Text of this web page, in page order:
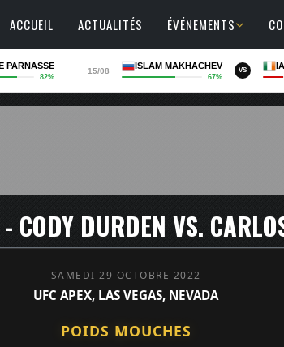
ACCUEIL ACTUALITÉS ÉVÉNEMENTS
PARNASSE
82%
15/08
ISLAM MAKHACHEV
67%
VS
CODY DURDEN VS.
SAMEDI 29 OCTOBRE 2022
UFC APEX, LAS VEGAS, NEVADA
POIDS MOUCHES